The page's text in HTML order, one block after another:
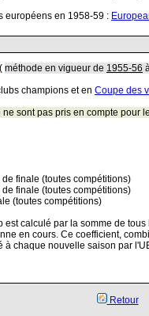
européens en 1958-59 :
( méthode en vigueur de 1955-56
champions et en Coupe des
sont pas pris en compte pour
finale (toutes compétitions)
finale (toutes compétitions)
(toutes compétitions)
est calculé par la somme de
en cours. Ce coefficient,
chaque nouvelle saison par
Retour